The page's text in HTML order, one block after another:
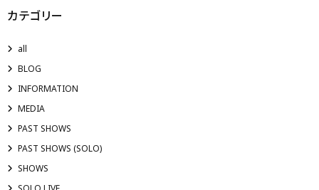
カテゴリー
all
BLOG
INFORMATION
MEDIA
PAST SHOWS
PAST SHOWS (SOLO)
SHOWS